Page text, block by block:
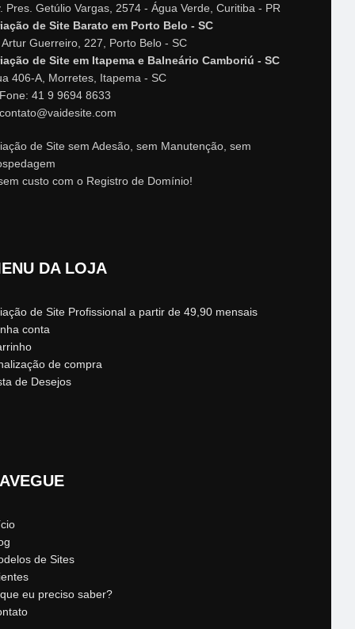
Pres. Getúlio Vargas, 2574 - Água Verde, Curitiba - PR
de Site Barato em Porto Belo - SC
Artur Guerreiro, 227, Porto Belo - SC
de Site em Itapema e Balneário Camboriú - SC
406-A, Morretes, Itapema - SC
Fone: 41 9 9694 8633
contato@vaidesite.com
de Site sem Adesão, sem Manutenção, sem
custo com o Registro de Domínio!
DA LOJA
de Site Profissional a partir de 49,90 mensais
conta
de compra
de Desejos
de Sites
eu preciso saber?